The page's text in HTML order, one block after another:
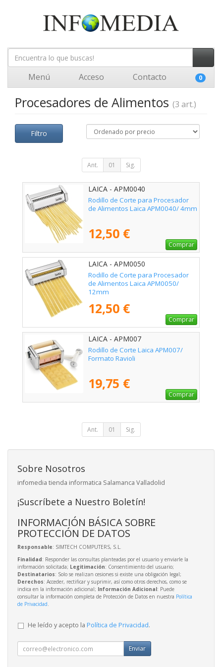
Menú Acceso Contacto 0
Procesadores de Alimentos (3 art.)
Filtro
Ant. 01 Sig.
LAICA - APM0040
Rodillo de Corte para Procesador
de Alimentos Laica APM0040/ 4mm
12,50 €
Comprar
LAICA - APM0050
Rodillo de Corte para Procesador
de Alimentos Laica APM0050/
12mm
12,50 €
Comprar
LAICA - APM007
Rodillo de Corte Laica APM007/
Formato Ravioli
19,75 €
Comprar
Ant. 01 Sig.
Sobre Nosotros
infomedia tienda informatica Salamanca Valladolid
¡Suscríbete a Nuestro Boletín!
INFORMACIÓN BÁSICA SOBRE
PROTECCIÓN DE DATOS
Responsable: SIMTECH COMPUTERS, S.L.
Finalidad: Responder las consultas planteadas por el usuario y enviarle la
información solicitada; Legitimación: Consentimiento del usuario;
Destinatarios: Solo se realizan cesiones si existe una obligación legal;
Derechos: Acceder, rectificar y suprimir, así como otros derechos, como se
indica en la información adicional; Información Adicional: Puede
consultar la información completa de Protección de Datos en nuestra Política
de Privacidad.
He leído y acepto la Política de Privacidad.
Enviar